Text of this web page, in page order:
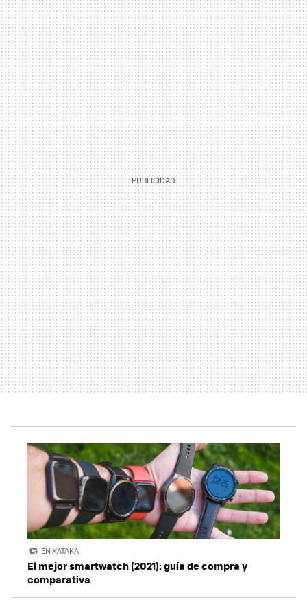
EN XATAKA
El mejor smartwatch (2021): guía de compra y
comparativa